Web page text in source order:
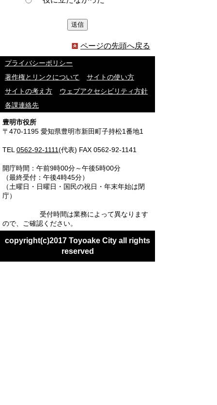
ページの先頭へ戻る
プライバシーポリシー
著作権とリンクについて
サイトの使い方
サイトの考え方
ウェブアクセシビリティ方針
各課連絡先
豊明市役所
〒470-1195 愛知県豊明市新田町子持松1番地1
TEL 0562-92-1111(代表) FAX 0562-92-1141
開庁時間：午前9時00分～午後5時00分
（最終受付：午後4時45分）
（土曜日・日曜日・国民の祝日・年末年始は閉
庁）
受付時間は業務によって異なります
ので、ご確認ください。
copyright(c)2017 Toyoake City all rights
reserved